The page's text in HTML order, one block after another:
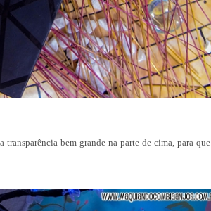
transparência bem grande na parte de cima, para que